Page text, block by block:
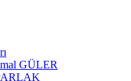
GÜLER